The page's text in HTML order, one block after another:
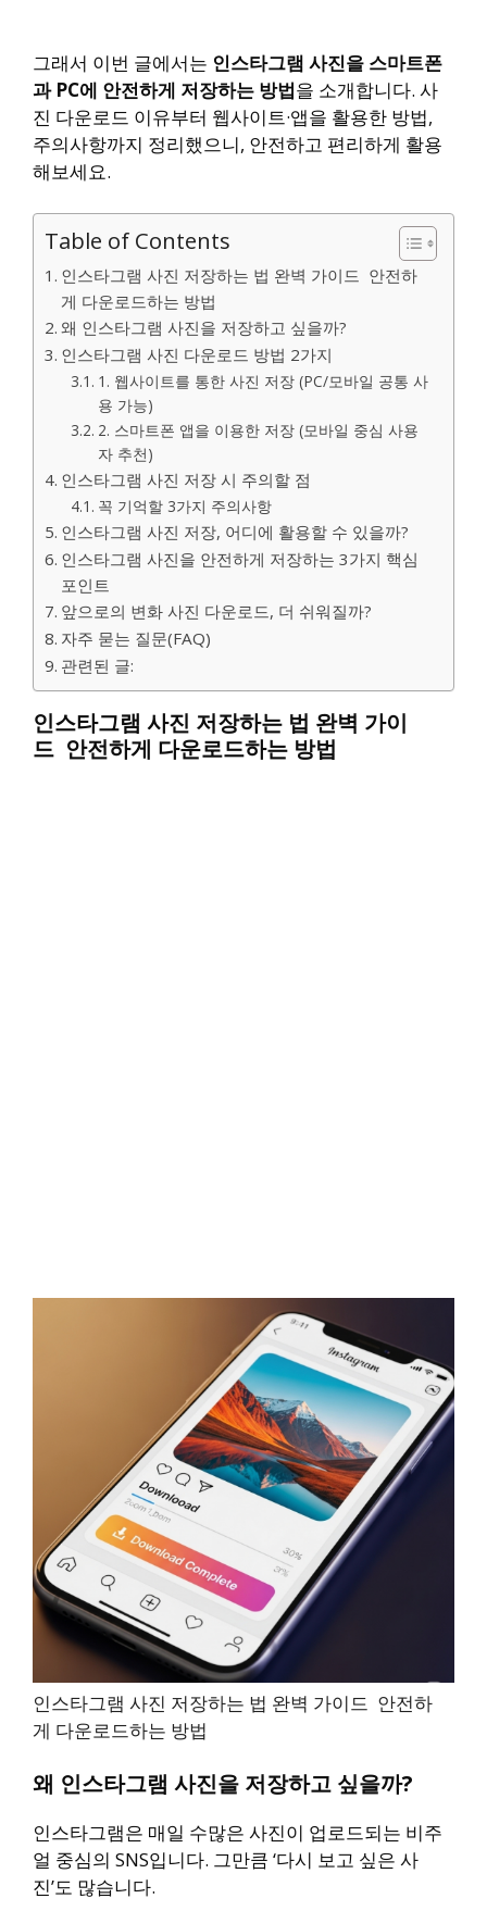
그래서 이번 글에서는 인스타그램 사진을 스마트폰
과 PC에 안전하게 저장하는 방법을 소개합니다. 사
진 다운로드 이유부터 웹사이트·앱을 활용한 방법,
주의사항까지 정리했으니, 안전하고 편리하게 활용
해보세요.
Table of Contents
인스타그램 사진 저장하는 법 완벽 가이드 안전하
게 다운로드하는 방법
왜 인스타그램 사진을 저장하고 싶을까?
인스타그램 사진 다운로드 방법 2가지
1. 웹사이트를 통한 사진 저장 (PC/모바일 공통 사
용 가능)
2. 스마트폰 앱을 이용한 저장 (모바일 중심 사용
자 추천)
인스타그램 사진 저장 시 주의할 점
꼭 기억할 3가지 주의사항
인스타그램 사진 저장, 어디에 활용할 수 있을까?
인스타그램 사진을 안전하게 저장하는 3가지 핵심
포인트
앞으로의 변화 사진 다운로드, 더 쉬워질까?
자주 묻는 질문(FAQ)
관련된 글:
인스타그램 사진 저장하는 법 완벽 가이
드 안전하게 다운로드하는 방법
인스타그램 사진 저장하는 법 완벽 가이드 안전하
게 다운로드하는 방법
왜 인스타그램 사진을 저장하고 싶을까?
인스타그램은 매일 수많은 사진이 업로드되는 비주
얼 중심의 SNS입니다. 그만큼 ‘다시 보고 싶은 사
진’도 많습니다.